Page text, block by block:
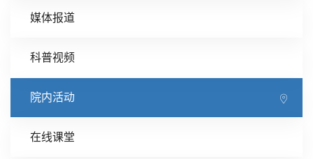
媒体报道
科普视频
院内活动
在线课堂